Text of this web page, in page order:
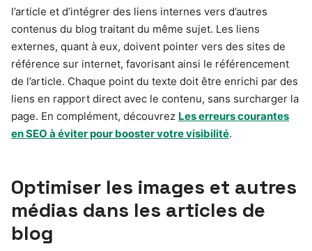
l’article et d’intégrer des liens internes vers d’autres
contenus du blog traitant du même sujet. Les liens
externes, quant à eux, doivent pointer vers des sites de
référence sur internet, favorisant ainsi le référencement
de l’article. Chaque point du texte doit être enrichi par des
liens en rapport direct avec le contenu, sans surcharger la
page. En complément, découvrez Les erreurs courantes
en SEO à éviter pour booster votre visibilité.
Optimiser les images et autres
médias dans les articles de
blog